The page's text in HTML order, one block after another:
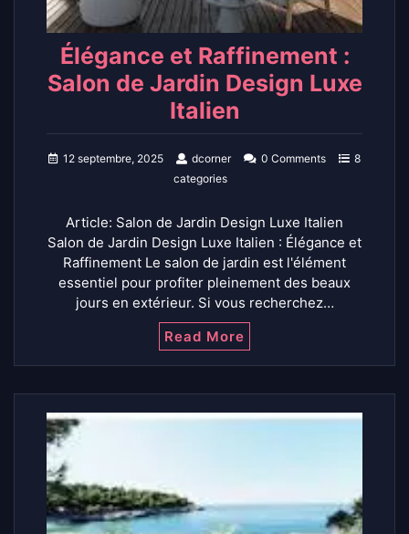
Élégance et Raffinement :
Salon de Jardin Design Luxe
Italien
12 septembre, 2025 dcorner 0 Comments
8
categories
Article: Salon de Jardin Design Luxe Italien
Salon de Jardin Design Luxe Italien : Élégance et
Raffinement Le salon de jardin est l'élément
essentiel pour profiter pleinement des beaux
jours en extérieur. Si vous recherchez…
Read More